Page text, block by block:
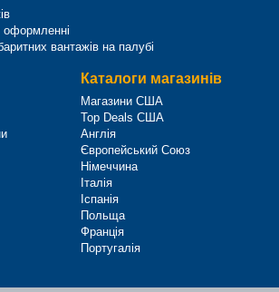
вантажів на палубі
Каталоги магазинів
Магазини США
Top Deals США
Англія
Європейський Союз
Німеччина
Італія
Іспанія
Польща
Франція
Португалія